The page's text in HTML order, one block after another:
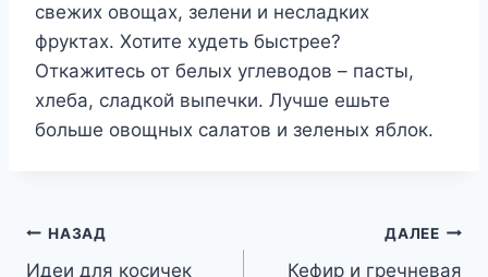
свежих овощах, зелени и несладких
фруктах. Хотите худеть быстрее?
Откажитесь от белых углеводов – пасты,
хлеба, сладкой выпечки. Лучше ешьте
больше овощных салатов и зеленых яблок.
Навигация
НАЗАД
Идеи для косичек
ДАЛЕЕ
Кефир и гречневая